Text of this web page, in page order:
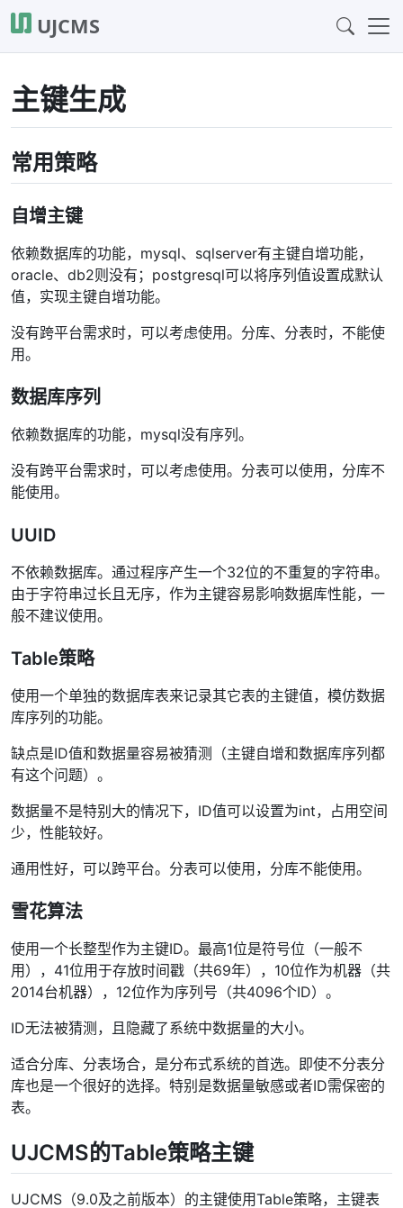
UJCMS
主键生成
常用策略
自增主键
依赖数据库的功能，mysql、sqlserver有主键自增功能，
oracle、db2则没有；postgresql可以将序列值设置成默认
值，实现主键自增功能。
没有跨平台需求时，可以考虑使用。分库、分表时，不能使
用。
数据库序列
依赖数据库的功能，mysql没有序列。
没有跨平台需求时，可以考虑使用。分表可以使用，分库不
能使用。
UUID
不依赖数据库。通过程序产生一个32位的不重复的字符串。
由于字符串过长且无序，作为主键容易影响数据库性能，一
般不建议使用。
Table策略
使用一个单独的数据库表来记录其它表的主键值，模仿数据
库序列的功能。
缺点是ID值和数据量容易被猜测（主键自增和数据库序列都
有这个问题）。
数据量不是特别大的情况下，ID值可以设置为int，占用空间
少，性能较好。
通用性好，可以跨平台。分表可以使用，分库不能使用。
雪花算法
使用一个长整型作为主键ID。最高1位是符号位（一般不
用），41位用于存放时间戳（共69年），10位作为机器（共
2014台机器），12位作为序列号（共4096个ID）。
ID无法被猜测，且隐藏了系统中数据量的大小。
适合分库、分表场合，是分布式系统的首选。即使不分表分
库也是一个很好的选择。特别是数据量敏感或者ID需保密的
表。
UJCMS的Table策略主键
UJCMS（9.0及之前版本）的主键使用Table策略，主键表